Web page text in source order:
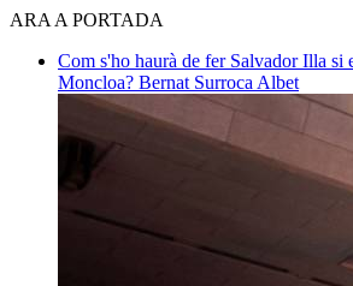
ARA A PORTADA
Com s'ho haurà de fer Salvador Illa si
Moncloa? Bernat Surroca Albet